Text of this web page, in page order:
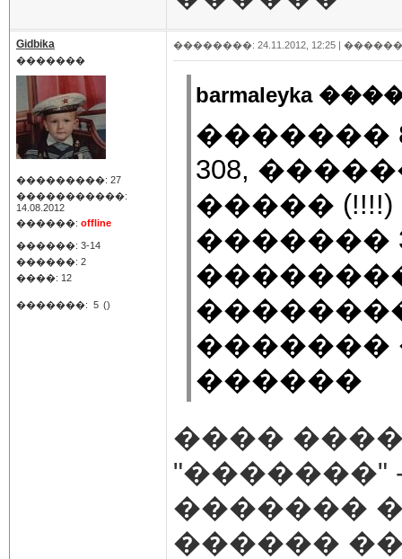
Gidbika
�������
���������: 27
�����������:
14.08.2012
������: offline
������: 3-14
������: 2
����: 12
�������: 5 ()
��������: 24.11.2012, 12:25 |
barmaleyka
�������
308,
�����
�������
�������
������
����
"�������"
�������
������